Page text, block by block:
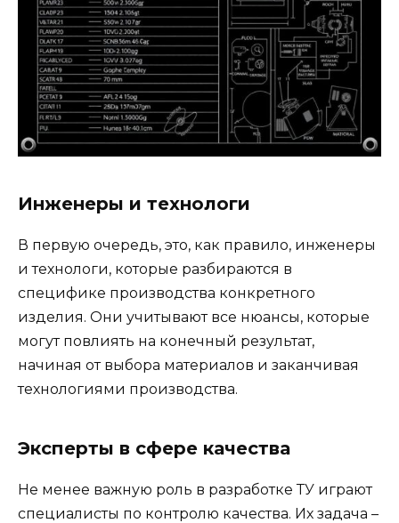
Инженеры и технологи
В первую очередь, это, как правило, инженеры
и технологи, которые разбираются в
специфике производства конкретного
изделия. Они учитывают все нюансы, которые
могут повлиять на конечный результат,
начиная от выбора материалов и заканчивая
технологиями производства.
Эксперты в сфере качества
Не менее важную роль в разработке ТУ играют
специалисты по контролю качества. Их задача –